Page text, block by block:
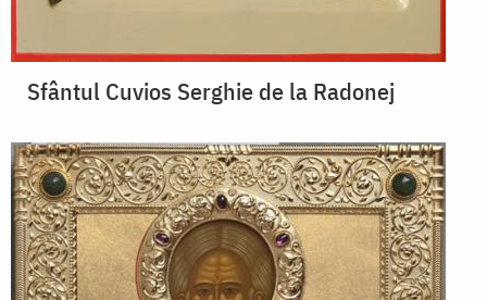
Sfântul Cuvios Serghie de la Radonej